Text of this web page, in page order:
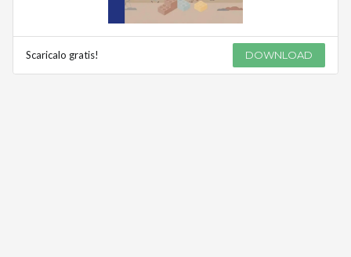
Scaricalo gratis! DOWNLOAD